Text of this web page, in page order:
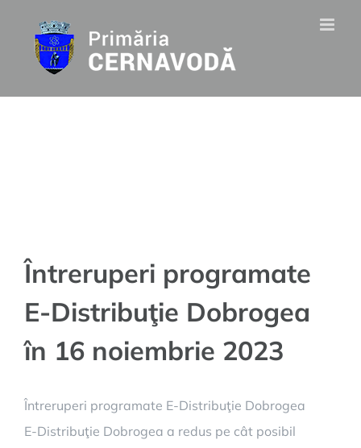
contentÎntreruperi
programate E-
Întreruperi programate
E-Distribuţie Dobrogea
în 16 noiembrie 2023
Întreruperi programate E-Distribuţie Dobrogea
E-Distribuţie Dobrogea a redus pe cât posibil